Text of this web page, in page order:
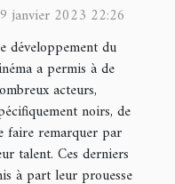
français
les plus
célèbres ?
janvier 2023 22:26
développement du
a permis à de
acteurs,
noirs, de
faire remarquer par
talent. Ces derniers
à part leur prouesse